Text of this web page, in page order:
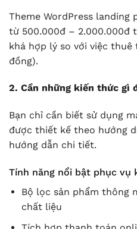
Theme WordPress landing
từ 500.000đ – 2.000.000đ
khá hợp lý so với việc
đồng).
2. Cần những kiến thức gì
Bạn chỉ cần biết sử dụng
được thiết kế theo hướng
hướng dẫn chi tiết.
Tính năng nổi bật phục vụ
Bộ lọc sản phẩm thông
chất liệu